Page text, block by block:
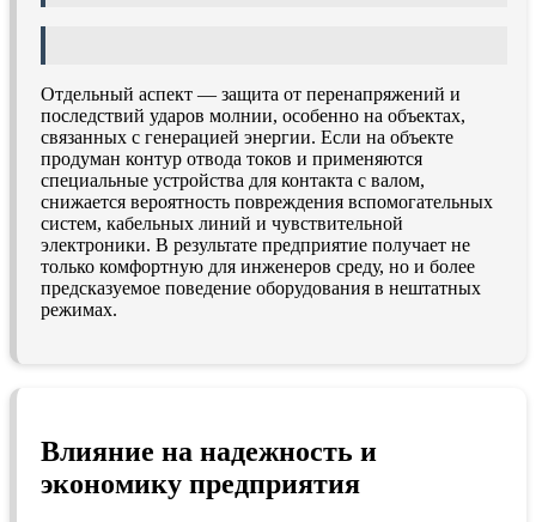
Отдельный аспект — защита от перенапряжений и
последствий ударов молнии, особенно на объектах,
связанных с генерацией энергии. Если на объекте
продуман контур отвода токов и применяются
специальные устройства для контакта с валом,
снижается вероятность повреждения вспомогательных
систем, кабельных линий и чувствительной
электроники. В результате предприятие получает не
только комфортную для инженеров среду, но и более
предсказуемое поведение оборудования в нештатных
режимах.
Влияние на надежность и
экономику предприятия